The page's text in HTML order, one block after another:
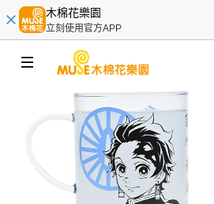
木棉花樂園
立刻使用官方APP